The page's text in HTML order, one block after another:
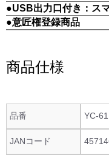
●USB出力口付き：ス
●意匠権登録商品
商品仕様
品番 YC-
JANコード